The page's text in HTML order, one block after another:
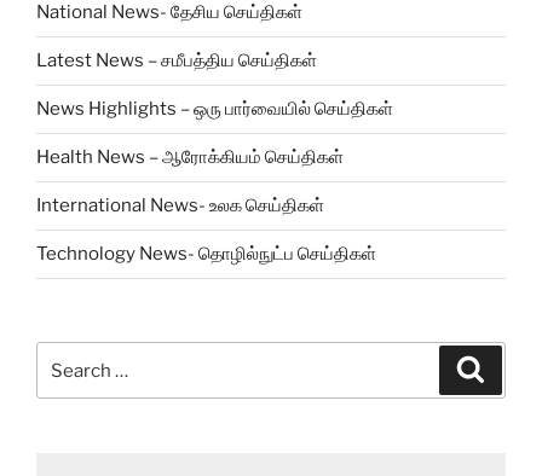
National News- தேசிய செய்திகள்
Latest News – சமீபத்திய செய்திகள்
News Highlights – ஒரு பார்வையில் செய்திகள்
Health News – ஆரோக்கியம் செய்திகள்
International News- உலக செய்திகள்
Technology News- தொழில்நுட்ப செய்திகள்
for: